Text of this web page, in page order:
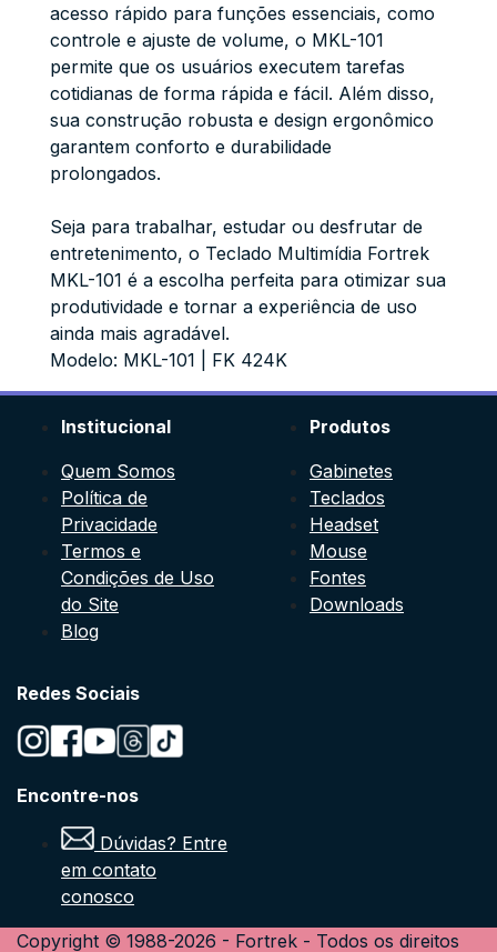
acesso rápido para funções essenciais, como
controle e ajuste de volume, o MKL-101
permite que os usuários executem tarefas
cotidianas de forma rápida e fácil. Além disso,
sua construção robusta e design ergonômico
garantem conforto e durabilidade
prolongados.
Seja para trabalhar, estudar ou desfrutar de
entretenimento, o Teclado Multimídia Fortrek
MKL-101 é a escolha perfeita para otimizar sua
produtividade e tornar a experiência de uso
ainda mais agradável.
Modelo: MKL-101 | FK 424K
Institucional
Quem Somos
Política de
Privacidade
Termos e
Condições de Uso
do Site
Blog
Produtos
Gabinetes
Teclados
Headset
Mouse
Fontes
Downloads
Redes Sociais
Encontre-nos
Dúvidas? Entre
em contato
conosco
Copyright © 1988-2026 - Fortrek - Todos os direitos